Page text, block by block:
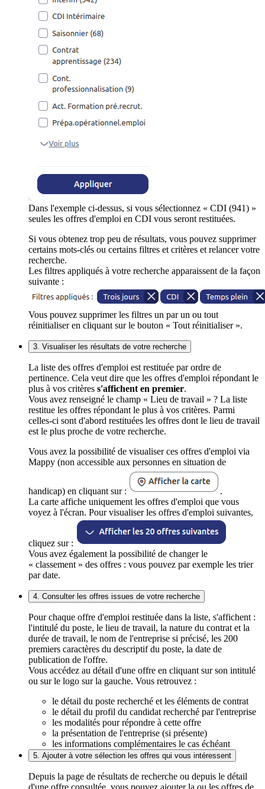
Dans l'exemple ci-dessus, si vous sélectionnez « CDI (941) »
seules les offres d'emploi en CDI vous seront restituées.
Si vous obtenez trop peu de résultats, vous pouvez supprimer
certains mots-clés ou certains filtres et critères et relancer votre
recherche.
Les filtres appliqués à votre recherche apparaissent de la façon
suivante :
Vous pouvez supprimer les filtres un par un ou tout
réinitialiser en cliquant sur le bouton « Tout réinitialiser ».
3. Visualiser les résultats de votre recherche
La liste des offres d'emploi est restituée par ordre de
pertinence. Cela veut dire que les offres d'emploi répondant le
plus à vos critères s'affichent en premier.
Vous avez renseigné le champ « Lieu de travail » ? La liste
restitue les offres répondant le plus à vos critères. Parmi
celles-ci sont d'abord restituées les offres dont le lieu de travail
est le plus proche de votre recherche.
Vous avez la possibilité de visualiser ces offres d'emploi via
Mappy (non accessible aux personnes en situation de
handicap) en cliquant sur :
.
La carte affiche uniquement les offres d'emploi que vous
voyez à l'écran. Pour visualiser les offres d'emploi suivantes,
cliquez sur :
Vous avez également la possibilité de changer le
« classement » des offres : vous pouvez par exemple les trier
par date.
4. Consulter les offres issues de votre recherche
Pour chaque offre d'emploi restituée dans la liste, s'affichent :
l'intitulé du poste, le lieu de travail, la nature du contrat et la
durée de travail, le nom de l'entreprise si précisé, les 200
premiers caractères du descriptif du poste, la date de
publication de l'offre.
Vous accédez au détail d'une offre en cliquant sur son intitulé
ou sur le logo sur la gauche. Vous retrouvez :
le détail du poste recherché et les éléments de contrat
le détail du profil du candidat recherché par l'entreprise
les modalités pour répondre à cette offre
la présentation de l'entreprise (si présente)
les informations complémentaires le cas échéant
5. Ajouter à votre sélection les offres qui vous intéressent
Depuis la page de résultats de recherche ou depuis le détail
d'une offre consultée, vous pouvez ajouter la ou les offres de